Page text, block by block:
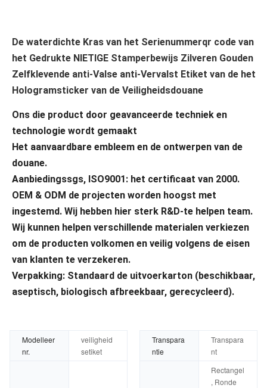
De waterdichte Kras van het Serienummerqr code van
het Gedrukte NIETIGE Stamperbewijs Zilveren Gouden
Zelfklevende anti-Valse anti-Vervalst Etiket van de het
Hologramsticker van de Veiligheidsdouane
Ons die product door geavanceerde techniek en
technologie wordt gemaakt
Het aanvaardbare embleem en de ontwerpen van de
douane.
Aanbiedingssgs, ISO9001: het certificaat van 2000.
OEM & ODM de projecten worden hoogst met
ingestemd. Wij hebben hier sterk R&D-te helpen team.
Wij kunnen helpen verschillende materialen verkiezen
om de producten volkomen en veilig volgens de eisen
van klanten te verzekeren.
Verpakking: Standaard de uitvoerkarton (beschikbaar,
aseptisch, biologisch afbreekbaar, gerecycleerd).
Modelleer
nr.
veiligheid
setiket
Transpara
ntie
Transpara
nt
Rectangel
, Ronde